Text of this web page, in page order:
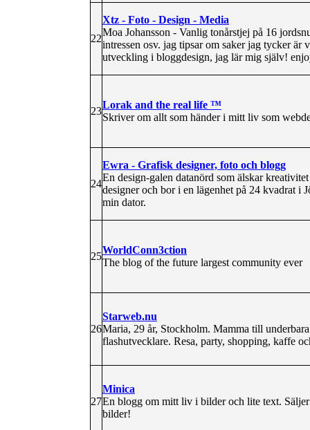
22
Xtz - Foto - Design - Media
Moa Johansson - Vanlig tonårstjej på 16
intressen osv. jag tipsar om saker jag tycker är
utveckling i bloggdesign, jag lär mig själv!
23
Lorak and the real life ™
Skriver om allt som händer i mitt liv som
24
Ewra - Grafisk designer, foto och blogg
En design-galen datanörd som älskar
designer och bor i en lägenhet på 24 kvadrat i
min dator.
25
WorldConn3ction
The blog of the future largest community ever
26
Starweb.nu
Maria, 29 år, Stockholm. Mamma till
flashutvecklare. Resa, party, shopping, kaffe
27
Minica
En blogg om mitt liv i bilder och lite text.
bilder!